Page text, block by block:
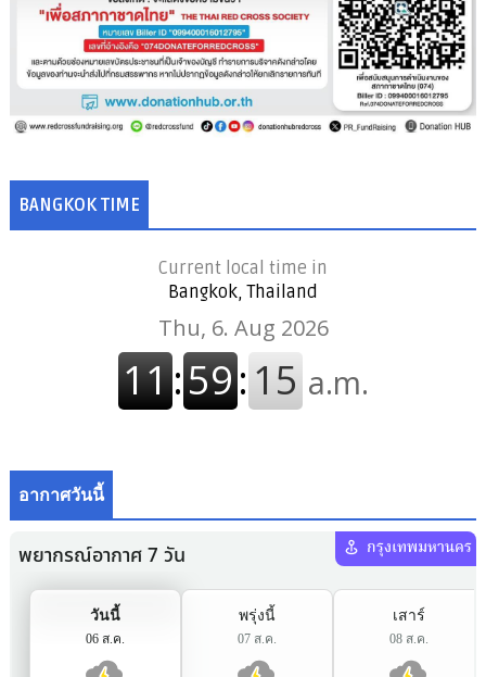
BANGKOK TIME
Current local time in
Bangkok, Thailand
อากาศวันนี้